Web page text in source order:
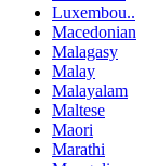
Luxembou..
Macedonian
Malagasy
Malay
Malayalam
Maltese
Maori
Marathi